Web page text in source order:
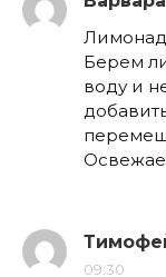
Лимонад
Берем
воду и
09:30